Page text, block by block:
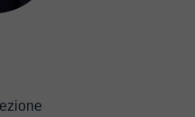
lezione